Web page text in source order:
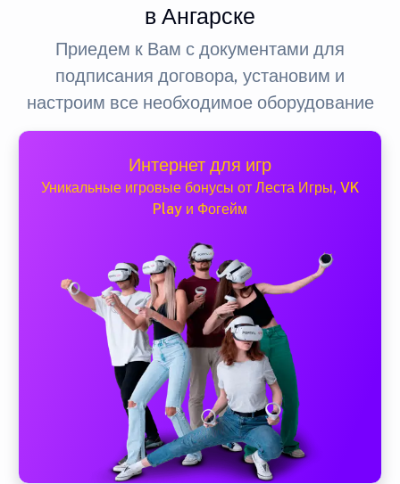
в Ангарске
Приедем к Вам с документами для
подписания договора, установим и
настроим все необходимое оборудование
Интернет для игр
Уникальные игровые бонусы от Леста Игры, VK
Play и Фогейм